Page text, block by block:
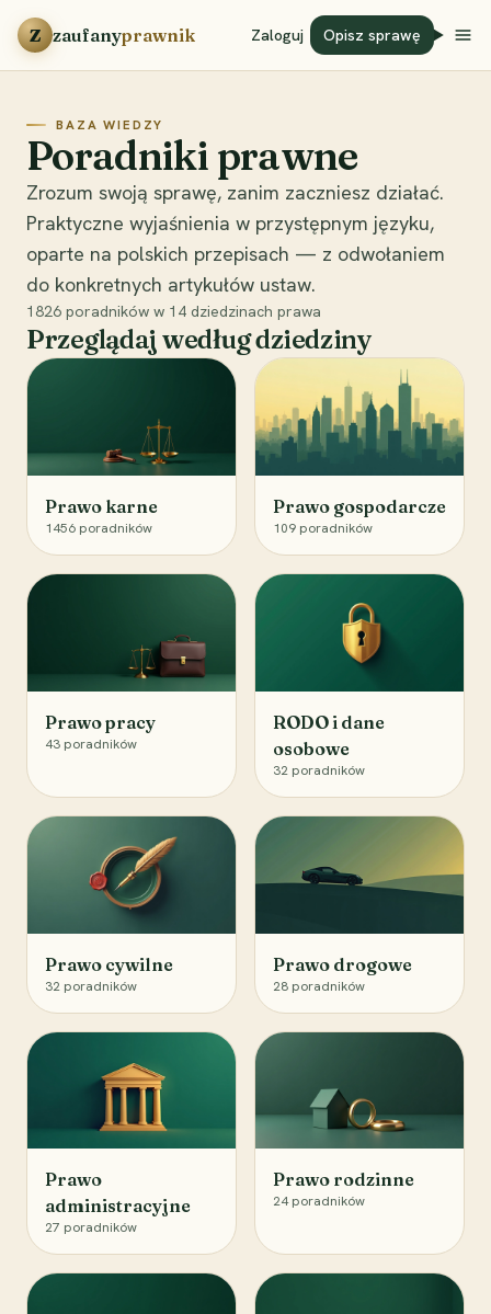
Przejdź do treści
Z zaufanyprawnik Zaloguj Opisz sprawę
BAZA WIEDZY
Poradniki prawne
Zrozum swoją sprawę, zanim zaczniesz działać.
Praktyczne wyjaśnienia w przystępnym języku,
oparte na polskich przepisach — z odwołaniem
do konkretnych artykułów ustaw.
1826 poradników w 14 dziedzinach prawa
Przeglądaj według dziedziny
Prawo karne
1456 poradników
Prawo gospodarcze
109 poradników
Prawo pracy
43 poradników
RODO i dane
osobowe
32 poradników
Prawo cywilne
32 poradników
Prawo drogowe
28 poradników
Prawo
administracyjne
27 poradników
Prawo rodzinne
24 poradników